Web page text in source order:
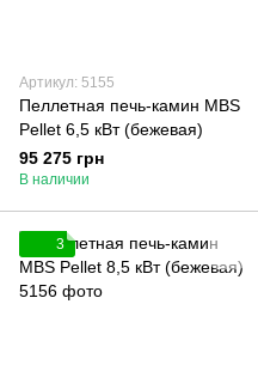
Артикул: 5155
Пеллетная печь-камин MBS
Pellet 6,5 кВт (бежевая)
95 275 грн
В наличии
3